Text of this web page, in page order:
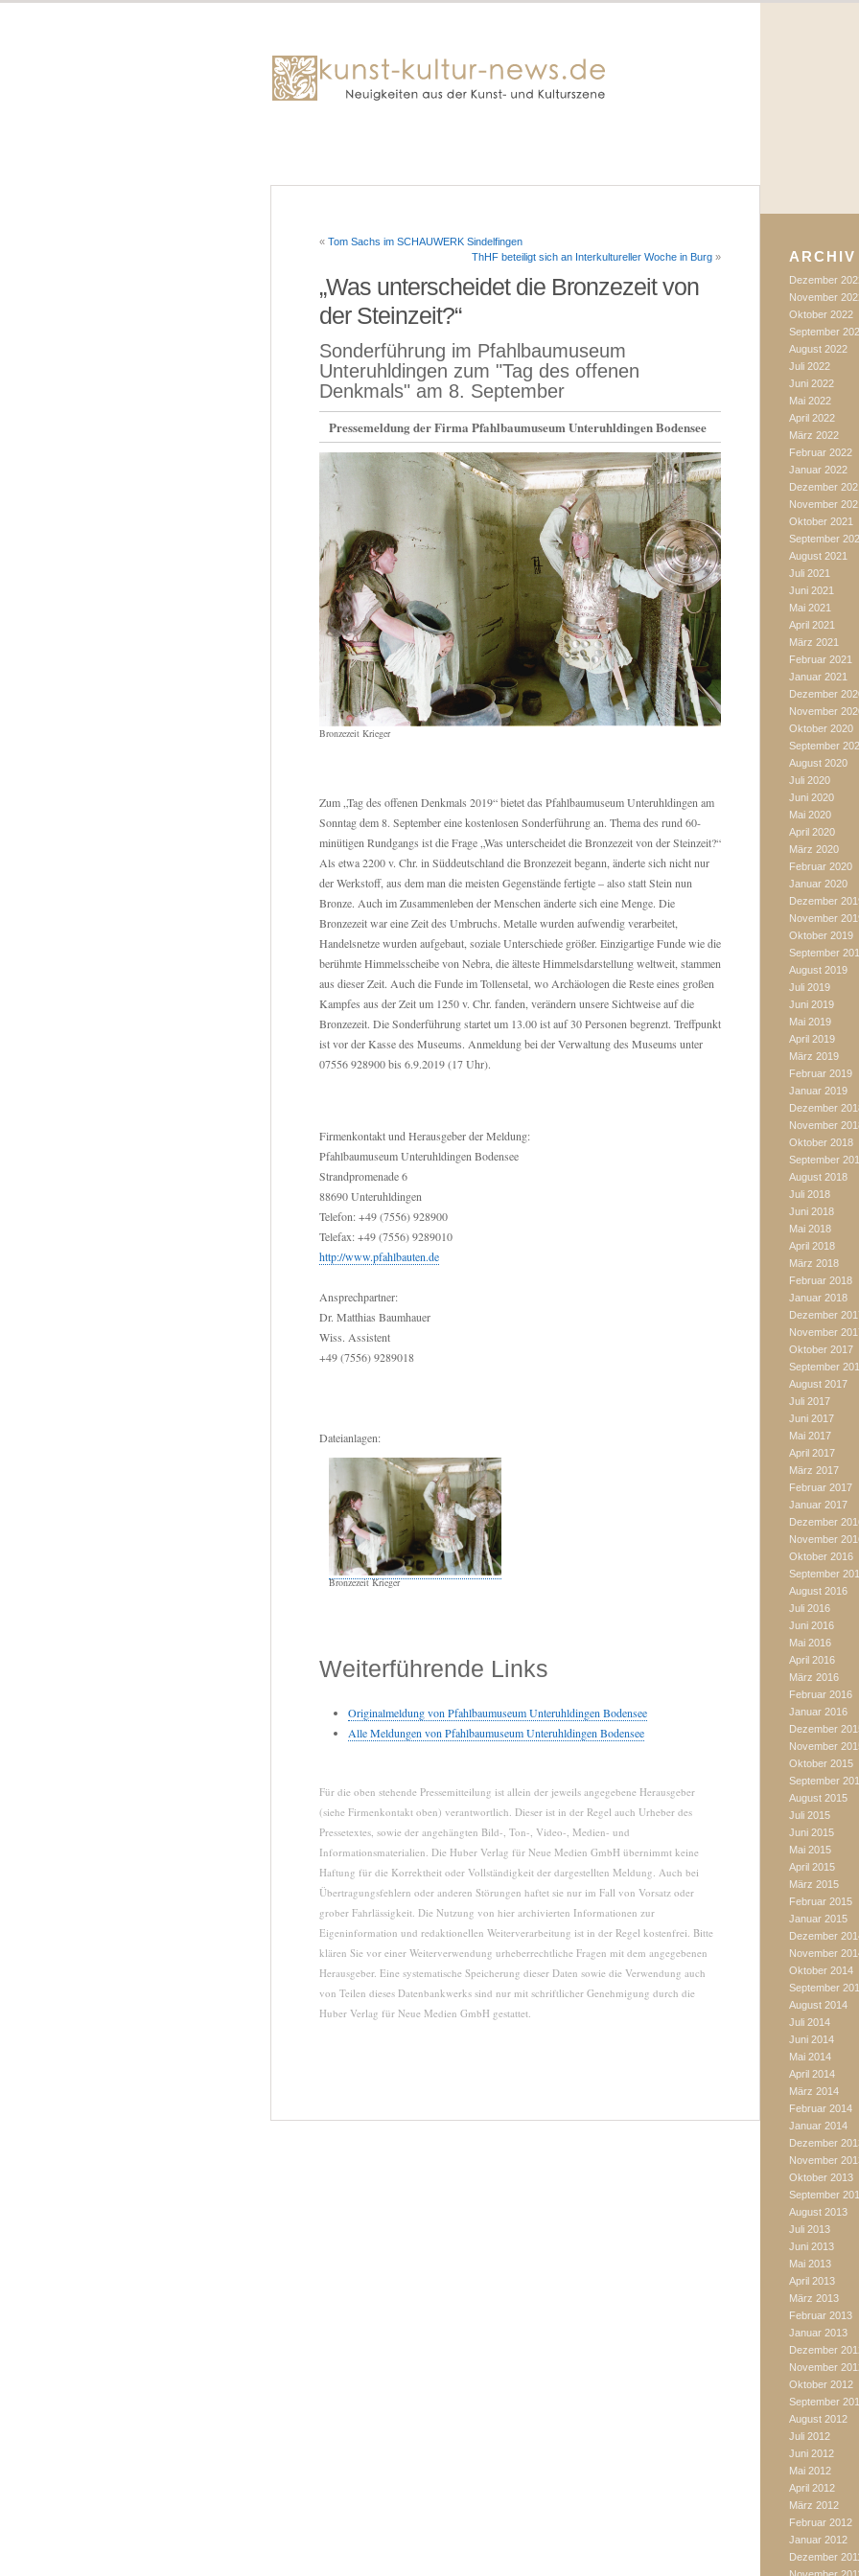
« Tom Sachs im SCHAUWERK Sindelfingen
ThHF beteiligt sich an Interkultureller Woche in Burg »
„Was unterscheidet die Bronzezeit von
der Steinzeit?“
Sonderführung im Pfahlbaumuseum
Unteruhldingen zum "Tag des offenen
Denkmals" am 8. September
Pressemeldung der Firma Pfahlbaumuseum Unteruhldingen Bodensee
Bronzezeit Krieger
Zum „Tag des offenen Denkmals 2019“ bietet das Pfahlbaumuseum Unteruhldingen am
Sonntag dem 8. September eine kostenlosen Sonderführung an. Thema des rund 60-
minütigen Rundgangs ist die Frage „Was unterscheidet die Bronzezeit von der Steinzeit?“
Als etwa 2200 v. Chr. in Süddeutschland die Bronzezeit begann, änderte sich nicht nur
der Werkstoff, aus dem man die meisten Gegenstände fertigte – also statt Stein nun
Bronze. Auch im Zusammenleben der Menschen änderte sich eine Menge. Die
Bronzezeit war eine Zeit des Umbruchs. Metalle wurden aufwendig verarbeitet,
Handelsnetze wurden aufgebaut, soziale Unterschiede größer. Einzigartige Funde wie die
berühmte Himmelsscheibe von Nebra, die älteste Himmelsdarstellung weltweit, stammen
aus dieser Zeit. Auch die Funde im Tollensetal, wo Archäologen die Reste eines großen
Kampfes aus der Zeit um 1250 v. Chr. fanden, verändern unsere Sichtweise auf die
Bronzezeit. Die Sonderführung startet um 13.00 ist auf 30 Personen begrenzt. Treffpunkt
ist vor der Kasse des Museums. Anmeldung bei der Verwaltung des Museums unter
07556 928900 bis 6.9.2019 (17 Uhr).
Firmenkontakt und Herausgeber der Meldung:
Pfahlbaumuseum Unteruhldingen Bodensee
Strandpromenade 6
88690 Unteruhldingen
Telefon: +49 (7556) 928900
Telefax: +49 (7556) 9289010
http://www.pfahlbauten.de
Ansprechpartner:
Dr. Matthias Baumhauer
Wiss. Assistent
+49 (7556) 9289018
Dateianlagen:
Bronzezeit Krieger
Weiterführende Links
Originalmeldung von Pfahlbaumuseum Unteruhldingen Bodensee
Alle Meldungen von Pfahlbaumuseum Unteruhldingen Bodensee
Für die oben stehende Pressemitteilung ist allein der jeweils angegebene Herausgeber
(siehe Firmenkontakt oben) verantwortlich. Dieser ist in der Regel auch Urheber des
Pressetextes, sowie der angehängten Bild-, Ton-, Video-, Medien- und
Informationsmaterialien. Die Huber Verlag für Neue Medien GmbH übernimmt keine
Haftung für die Korrektheit oder Vollständigkeit der dargestellten Meldung. Auch bei
Übertragungsfehlern oder anderen Störungen haftet sie nur im Fall von Vorsatz oder
grober Fahrlässigkeit. Die Nutzung von hier archivierten Informationen zur
Eigeninformation und redaktionellen Weiterverarbeitung ist in der Regel kostenfrei. Bitte
klären Sie vor einer Weiterverwendung urheberrechtliche Fragen mit dem angegebenen
Herausgeber. Eine systematische Speicherung dieser Daten sowie die Verwendung auch
von Teilen dieses Datenbankwerks sind nur mit schriftlicher Genehmigung durch die
Huber Verlag für Neue Medien GmbH gestattet.
ARCHIV
Dezember
November
Oktober 2022
September
August 2022
Juli 2022
Juni 2022
Mai 2022
April 2022
März 2022
Februar 2022
Januar 2022
Dezember
November
Oktober 2021
September
August 2021
Juli 2021
Juni 2021
Mai 2021
April 2021
März 2021
Februar 2021
Januar 2021
Dezember
November
Oktober 2020
September
August 2020
Juli 2020
Juni 2020
Mai 2020
April 2020
März 2020
Februar 2020
Januar 2020
Dezember
November
Oktober 2019
September
August 2019
Juli 2019
Juni 2019
Mai 2019
April 2019
März 2019
Februar 2019
Januar 2019
Dezember
November
Oktober 2018
September
August 2018
Juli 2018
Juni 2018
Mai 2018
April 2018
März 2018
Februar 2018
Januar 2018
Dezember
November
Oktober 2017
September
August 2017
Juli 2017
Juni 2017
Mai 2017
April 2017
März 2017
Februar 2017
Januar 2017
Dezember
November
Oktober 2016
September
August 2016
Juli 2016
Juni 2016
Mai 2016
April 2016
März 2016
Februar 2016
Januar 2016
Dezember
November
Oktober 2015
September
August 2015
Juli 2015
Juni 2015
Mai 2015
April 2015
März 2015
Februar 2015
Januar 2015
Dezember
November
Oktober 2014
September
August 2014
Juli 2014
Juni 2014
Mai 2014
April 2014
März 2014
Februar 2014
Januar 2014
Dezember
November
Oktober 2013
September
August 2013
Juli 2013
Juni 2013
Mai 2013
April 2013
März 2013
Februar 2013
Januar 2013
Dezember
November
Oktober 2012
September
August 2012
Juli 2012
Juni 2012
Mai 2012
April 2012
März 2012
Februar 2012
Januar 2012
Dezember